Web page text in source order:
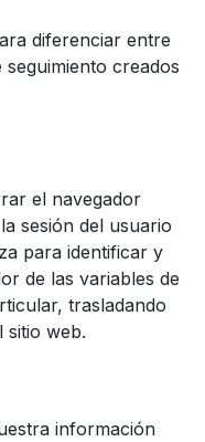
diferenciar entre
creados
el navegador
sesión del usuario
para identificar y
de las variables de
trasladando
sitio web.
información